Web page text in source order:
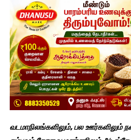
வடமாநிலங்களிலும்,பல ஊர்களிலும்